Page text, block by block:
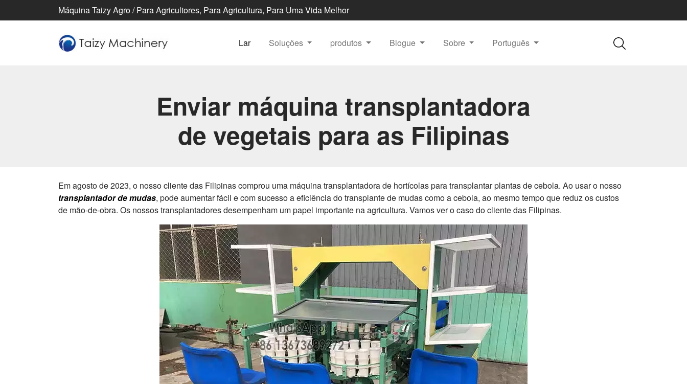
Máquina Taizy Agro / Para Agricultores, Para Agricultura, Para Uma Vida Melhor
Lar Soluções produtos Blogue Sobre Português
Enviar máquina transplantadora
de vegetais para as Filipinas
Em agosto de 2023, o nosso cliente das Filipinas comprou uma máquina transplantadora de hortícolas para transplantar plantas de cebola. Ao usar o nosso
transplantador de mudas, pode aumentar fácil e com sucesso a eficiência do transplante de mudas como a cebola, ao mesmo tempo que reduz os custos
de mão-de-obra. Os nossos transplantadores desempenham um papel importante na agricultura. Vamos ver o caso do cliente das Filipinas.